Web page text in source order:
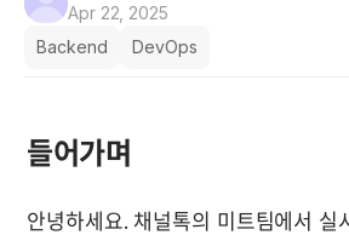
Apr 22, 2025
Backend
DevOps
들어가며
안녕하세요. 채널톡의 미트팀에서 실